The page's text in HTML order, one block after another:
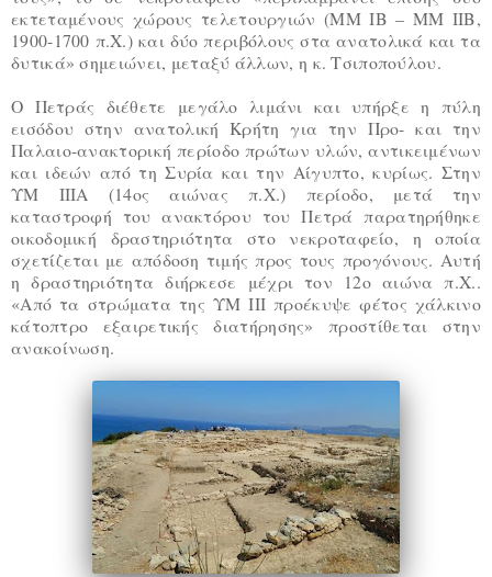
εκτεταμένους χώρους τελετουργιών (ΜΜ ΙΒ – ΜΜ ΙΙΒ,
1900-1700 π.Χ.) και δύο περιβόλους στα ανατολικά και τα
δυτικά» σημειώνει, μεταξύ άλλων, η κ. Τσιποπούλου.
Ο Πετράς διέθετε μεγάλο λιμάνι και υπήρξε η πύλη
εισόδου στην ανατολική Κρήτη για την Προ- και την
Παλαιο-ανακτορική περίοδο πρώτων υλών, αντικειμένων
και ιδεών από τη Συρία και την Αίγυπτο, κυρίως. Στην
ΥΜ ΙΙΙΑ (14ος αιώνας π.Χ.) περίοδο, μετά την
καταστροφή του ανακτόρου του Πετρά παρατηρήθηκε
οικοδομική δραστηριότητα στο νεκροταφείο, η οποία
σχετίζεται με απόδοση τιμής προς τους προγόνους. Αυτή
η δραστηριότητα διήρκεσε μέχρι τον 12ο αιώνα π.Χ..
«Από τα στρώματα της ΥΜ ΙΙΙ προέκυψε φέτος χάλκινο
κάτοπτρο εξαιρετικής διατήρησης» προστίθεται στην
ανακοίνωση.